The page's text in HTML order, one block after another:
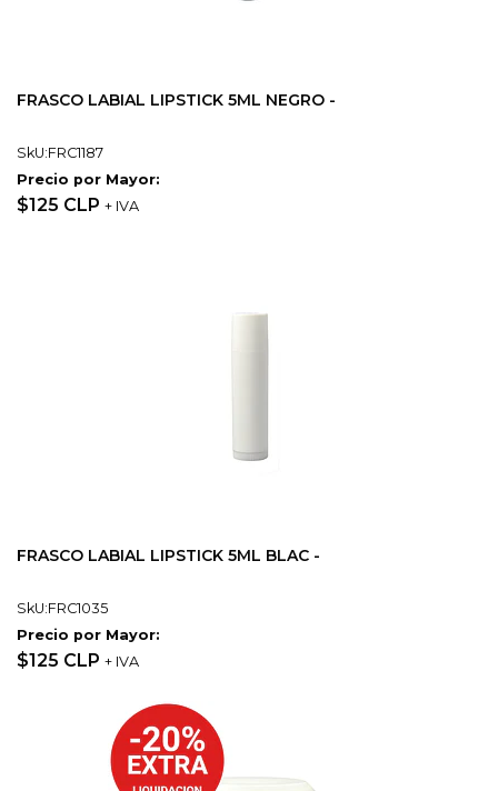
FRASCO LABIAL LIPSTICK 5ML NEGRO -
SkU:FRC1187
Precio por Mayor:
$125 CLP + IVA
FRASCO LABIAL LIPSTICK 5ML BLAC -
SkU:FRC1035
Precio por Mayor:
$125 CLP + IVA